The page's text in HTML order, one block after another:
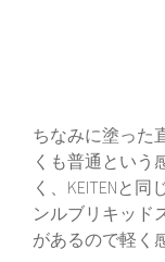
ちなみに塗った
くも普通という
く、KEITENと
ンルブリキッド
があるので軽く